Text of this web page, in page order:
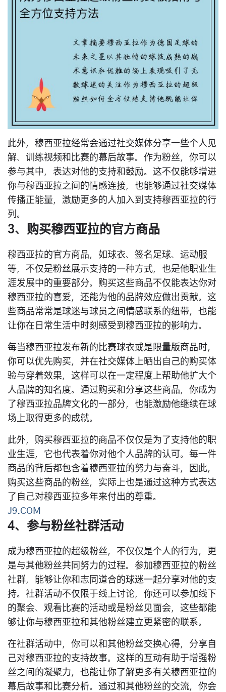
此外，穆西亚拉经常会通过社交媒体分享一些个人见
解、训练视频和比赛的幕后故事。作为粉丝，你可以
参与其中，表达对他的支持和鼓励。这不仅能够增进
你与穆西亚拉之间的情感连接，也能够通过社交媒体
传播正能量，激励更多的人加入到支持穆西亚拉的行
列。
3、购买穆西亚拉的官方商品
穆西亚拉的官方商品，如球衣、签名足球、运动服
等，不仅是粉丝展示支持的一种方式，也是他职业生
涯发展中的重要部分。购买这些商品不仅能表达你对
穆西亚拉的喜爱，还能为他的品牌效应做出贡献。这
些商品常常是球迷与球员之间情感联系的纽带，也能
让你在日常生活中时刻感受到穆西亚拉的影响力。
每当穆西亚拉发布新的比赛球衣或是限量版商品时，
你可以优先购买，并在社交媒体上晒出自己的购买体
验与穿着效果，这样可以在一定程度上帮助他扩大个
人品牌的知名度。通过购买和分享这些商品，你成为
了穆西亚拉品牌文化的一部分，也能激励他继续在球
场上取得更多的成就。
此外，购买穆西亚拉的商品不仅仅是为了支持他的职
业生涯，它也代表着你对他个人品牌的认可。每一件
商品的背后都包含着穆西亚拉的努力与奋斗，因此，
购买这些商品的粉丝，实际上也是通过这种方式表达
了自己对穆西亚拉多年来付出的尊重。
J9.COM
4、参与粉丝社群活动
成为穆西亚拉的超级粉丝，不仅仅是个人的行为，更
是与其他粉丝共同努力的过程。参加穆西亚拉的粉丝
社群，能够让你和志同道合的球迷一起分享对他的支
持。社群活动不仅限于线上讨论，你还可以参加线下
的聚会、观看比赛的活动或是粉丝见面会，这些都能
够让你与穆西亚拉和其他粉丝建立更紧密的联系。
在社群活动中，你可以和其他粉丝交换心得，分享自
己对穆西亚拉的支持故事。这样的互动有助于增强粉
丝之间的凝聚力，也能让你了解更多有关穆西亚拉的
幕后故事和比赛分析。通过和其他粉丝的交流，你会